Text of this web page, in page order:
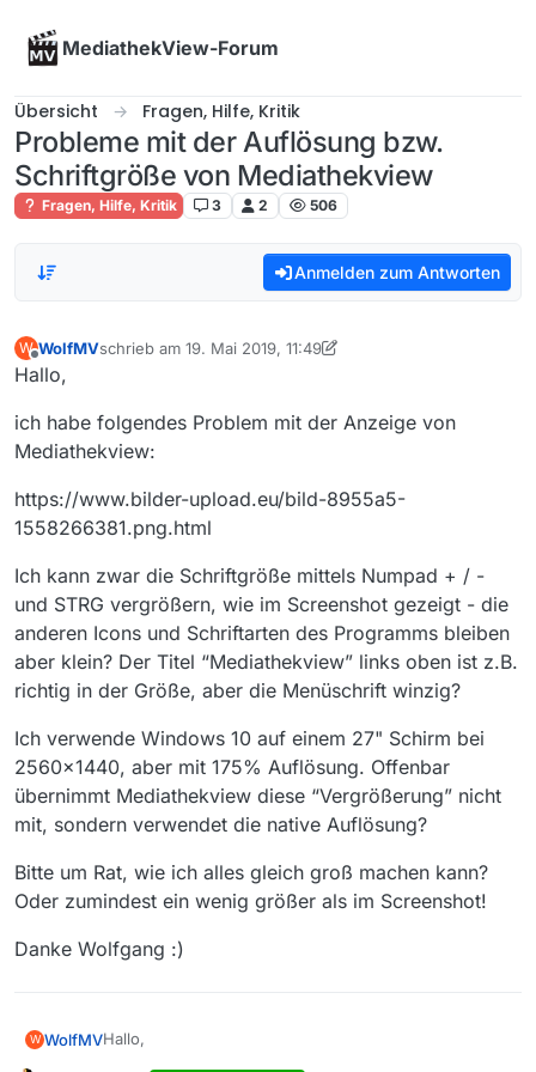
MediathekView-Forum
Übersicht Fragen, Hilfe, Kritik
Probleme mit der Auflösung bzw.
Schriftgröße von Mediathekview
Fragen, Hilfe, Kritik 3 2 506
Anmelden zum Antworten
W
Offline
WolfMVschrieb am 19. Mai 2019, 11:49
zuletzt editiert von WolfMV
Hallo,
ich habe folgendes Problem mit der Anzeige von
Mediathekview:
https://www.bilder-upload.eu/bild-8955a5-
1558266381.png.html
Ich kann zwar die Schriftgröße mittels Numpad + / -
und STRG vergrößern, wie im Screenshot gezeigt - die
anderen Icons und Schriftarten des Programms bleiben
aber klein? Der Titel “Mediathekview” links oben ist z.B.
richtig in der Größe, aber die Menüschrift winzig?
Ich verwende Windows 10 auf einem 27" Schirm bei
2560x1440, aber mit 175% Auflösung. Offenbar
übernimmt Mediathekview diese “Vergrößerung” nicht
mit, sondern verwendet die native Auflösung?
Bitte um Rat, wie ich alles gleich groß machen kann?
Oder zumindest ein wenig größer als im Screenshot!
Danke Wolfgang :)
W WolfMVHallo,